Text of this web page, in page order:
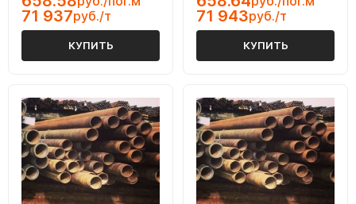
71 937руб./т
КУПИТЬ
71 943руб./т
КУПИТЬ